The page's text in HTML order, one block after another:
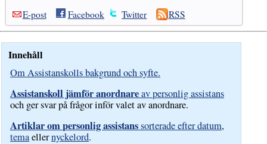
E-post Facebook Twitter RSS
Innehåll
Om Assistanskolls bakgrund och syfte.
Assistanskoll jämför anordnareav personlig assistans
och ger svar på frågor inför valet av anordnare.
Artiklar om personlig assistanssorterade efter datum,
temaellernyckelord.